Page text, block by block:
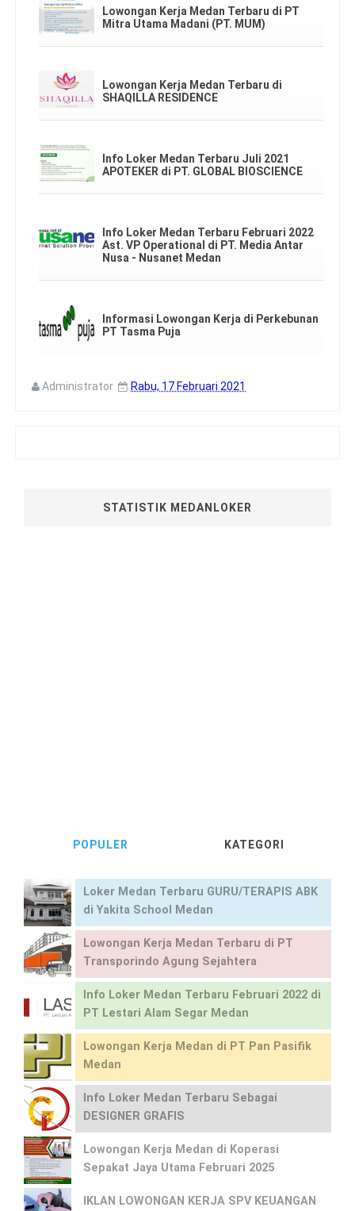
Lowongan Kerja Medan Terbaru di PT
Mitra Utama Madani (PT. MUM)
Lowongan Kerja Medan Terbaru di
SHAQILLA RESIDENCE
Info Loker Medan Terbaru Juli 2021
APOTEKER di PT. GLOBAL BIOSCIENCE
Info Loker Medan Terbaru Februari 2022
Ast. VP Operational di PT. Media Antar
Nusa - Nusanet Medan
Informasi Lowongan Kerja di Perkebunan
PT Tasma Puja
Administrator Rabu, 17 Februari 2021
STATISTIK MEDANLOKER
POPULER KATEGORI
Loker Medan Terbaru GURU/TERAPIS ABK
di Yakita School Medan
Lowongan Kerja Medan Terbaru di PT
Transporindo Agung Sejahtera
Info Loker Medan Terbaru Februari 2022 di
PT Lestari Alam Segar Medan
Lowongan Kerja Medan di PT Pan Pasifik
Medan
Info Loker Medan Terbaru Sebagai
DESIGNER GRAFIS
Lowongan Kerja Medan di Koperasi
Sepakat Jaya Utama Februari 2025
IKLAN LOWONGAN KERJA SPV KEUANGAN